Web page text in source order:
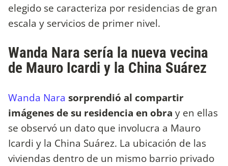
elegido se caracteriza por residencias de gran
escala y servicios de primer nivel.
Wanda Nara sería la nueva vecina
de Mauro Icardi y la China Suárez
Wanda Nara sorprendió al compartir
imágenes de su residencia en obra y en ellas
se observó un dato que involucra a Mauro
Icardi y la China Suárez. La ubicación de las
viviendas dentro de un mismo barrio privado